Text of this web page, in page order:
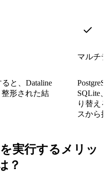
と、Dataline
形された結
マルチ
SQLite
り替え
スから
実行するメリッ
？